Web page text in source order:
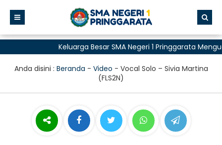
Keluarga Besar SMA Negeri 1 Pringgarata
Anda disini : Beranda - Video - Vocal Solo – Sivia Martina
(FLS2N)